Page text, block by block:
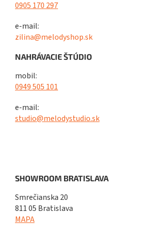
0905 170 297
e-mail:
zilina@melodyshop.sk
NAHRÁVACIE ŠTÚDIO
mobil:
0949 505 101
e-mail:
studio@melodystudio.sk
SHOWROOM BRATISLAVA
Smrečianska 20
811 05 Bratislava
MAPA